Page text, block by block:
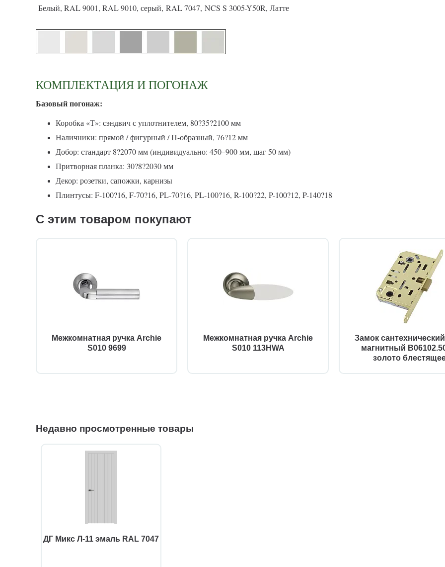
Белый, RAL 9001, RAL 9010, серый, RAL 7047, NCS S 3005-Y50R, Латте
КОМПЛЕКТАЦИЯ И ПОГОНАЖ
Базовый погонаж:
Коробка «Т»: сэндвич с уплотнителем, 80?35?2100 мм
Наличники: прямой / фигурный / П-образный, 76?12 мм
Добор: стандарт 8?2070 мм (индивидуально: 450–900 мм, шаг 50 мм)
Притворная планка: 30?8?2030 мм
Декор: розетки, сапожки, карнизы
Плинтусы: F-100?16, F-70?16, PL-70?16, PL-100?16, R-100?22, P-100?12, P-140?18
С этим товаром покупают
Межкомнатная ручка Archie
S010 9699
Межкомнатная ручка Archie
S010 113HWA
Замок
магнитный
золото
Недавно просмотренные товары
ДГ Микс Л-11 эмаль RAL 7047